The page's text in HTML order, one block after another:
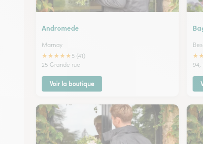
Andromede
Marnay
★★★★★ 5 (41)
25 Grande rue
Voir la boutique
★★
94,